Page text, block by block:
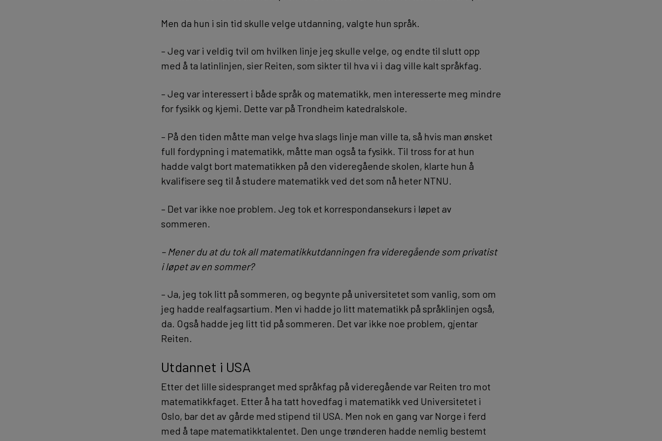
Men da hun i sin tid skulle velge utdanning, valgte hun språk.
– Jeg var i veldig tvil om hvilken linje jeg skulle velge, og endte til slutt opp
med å ta latinlinjen, sier Reiten, som sikter til hva vi i dag ville kalt språkfag.
– Jeg var interessert i både språk og matematikk, men interesserte meg mindre
for fysikk og kjemi. Dette var på Trondheim katedralskole.
– På den tiden måtte man velge hva slags linje man ville ta, så hvis man ønsket
full fordypning i matematikk, måtte man også ta fysikk. Til tross for at hun
hadde valgt bort matematikken på den videregående skolen, klarte hun å
kvalifisere seg til å studere matematikk ved det som nå heter NTNU.
– Det var ikke noe problem. Jeg tok et korrespondansekurs i løpet av
sommeren.
– Mener du at du tok all matematikkutdanningen fra videregående som privatist
i løpet av en sommer?
– Ja, jeg tok litt på sommeren, og begynte på universitetet som vanlig, som om
jeg hadde realfagsartium. Men vi hadde jo litt matematikk på språklinjen også,
da. Også hadde jeg litt tid på sommeren. Det var ikke noe problem, gjentar
Reiten.
Utdannet i USA
Etter det lille sidespranget med språkfag på videregående var Reiten tro mot
matematikkfaget. Etter å ha tatt hovedfag i matematikk ved Universitetet i
Oslo, bar det av gårde med stipend til USA. Men nok en gang var Norge i ferd
med å tape matematikktalentet. Den unge trønderen hadde nemlig bestemt